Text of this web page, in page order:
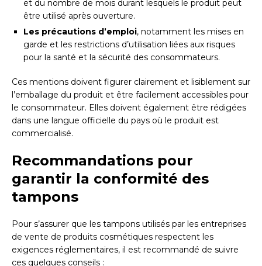
et du nombre de mois durant lesquels le produit peut
être utilisé après ouverture.
Les précautions d’emploi, notamment les mises en
garde et les restrictions d’utilisation liées aux risques
pour la santé et la sécurité des consommateurs.
Ces mentions doivent figurer clairement et lisiblement sur
l’emballage du produit et être facilement accessibles pour
le consommateur. Elles doivent également être rédigées
dans une langue officielle du pays où le produit est
commercialisé.
Recommandations pour
garantir la conformité des
tampons
Pour s’assurer que les tampons utilisés par les entreprises
de vente de produits cosmétiques respectent les
exigences réglementaires, il est recommandé de suivre
ces quelques conseils :